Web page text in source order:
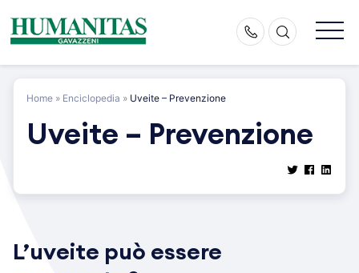
content
Home » Enciclopedia » Uveite – Prevenzione
Uveite – Prevenzione
L’uveite può essere